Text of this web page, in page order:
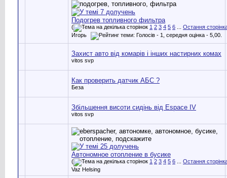
Подогрев топливного фильтра
( 1 2 3 4 5 6
Остання
Игорь
Захист авто від комарів і інших настирних комах
vitos svp
Как проверить датчик АБС ?
Беза
Збільшення висоти сидінь від Espace IV
vitos svp
Автономное отопление в бусике
( 1 2 3 4 5 6
Остання
Vaz Helsing